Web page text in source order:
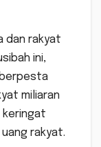
dan rakyat
ini,
miliaran
keringat
rakyat.